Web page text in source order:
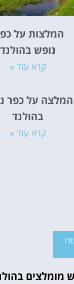
המלצות על
נופש בהולנד
קרא עוד »
המלצה על כפר
בהולנד
קרא עוד »
מומלץ בהולנד? להלן 2